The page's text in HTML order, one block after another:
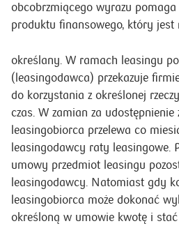
obcobrzmiącego wyrazu
produktu finansowego, który jest
określany. W ramach leasingu
(leasingodawca) przekazuje
do korzystania z określonej
czas. W zamian za udostępnienie
leasingobiorca przelewa co
leasingodawcy raty leasingowe.
umowy przedmiot leasingu
leasingodawcy. Natomiast gdy
leasingobiorca może dokonać
określoną w umowie kwotę i